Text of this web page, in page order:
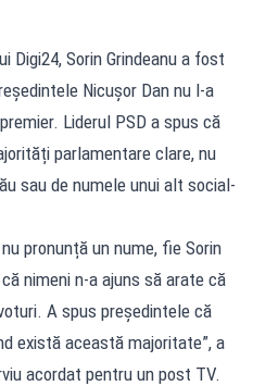
Digi24, Sorin Grindeanu a fost
Nicușor Dan nu l-a
Liderul PSD a spus că
parlamentare clare, nu
sau de numele unui alt social-
pronunță un nume, fie Sorin
nimeni n-a ajuns să arate că
A spus președintele că
există această majoritate”, a
acordat pentru un post TV.